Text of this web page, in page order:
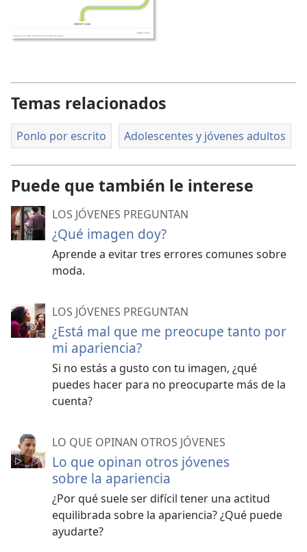
Temas relacionados
Ponlo por escrito Adolescentes y jóvenes adultos
Puede que también le interese
LOS JÓVENES PREGUNTAN
¿Qué imagen doy?
Aprende a evitar tres errores comunes sobre
moda.
LOS JÓVENES PREGUNTAN
¿Está mal que me preocupe tanto por
mi apariencia?
Si no estás a gusto con tu imagen, ¿qué
puedes hacer para no preocuparte más de la
cuenta?
LO QUE OPINAN OTROS JÓVENES
Lo que opinan otros jóvenes
sobre la apariencia
¿Por qué suele ser difícil tener una actitud
equilibrada sobre la apariencia? ¿Qué puede
ayudarte?